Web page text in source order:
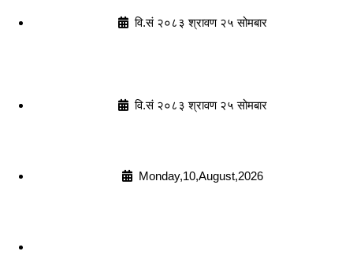
वि.सं २०८३ श्रावण २५ सोमबार
वि.सं २०८३ श्रावण २५ सोमबार
Monday,10,August,2026